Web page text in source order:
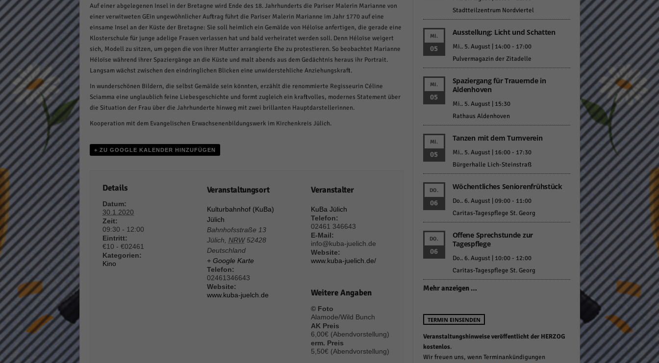
Auf einer abgelegenen Insel in der Bretagne wird Ende des 18. Jahrhunderts die Pariser Malerin Marianne von
einer verwitweten GEin ungewöhnlicher Auftrag führt die Pariser Malerin Marianne im Jahr 1770 auf eine
einsame Insel an der Küste der Bretagne: Sie soll heimlich ein Gemälde von Héloïse anfertigen, die gerade eine
Klosterschule für junge adelige Frauen verlassen hat und bald verheiratet werden soll. Denn Héloïse weigert
sich, Modell zu sitzen, um gegen die von ihrer Mutter arrangierte Ehe zu protestieren. So beobachtet Marianne
Héloïse während ihrer Spaziergänge an die Küste und malt abends aus dem Gedächtnis heraus ihr Portrait.
Langsam wächst zwischen den eindringlichen Blicken eine unwiderstehliche Anziehungskraft.
In wunderschönen Bildern, die selbst Gemälde sein könnten, erzählt die renommierte Regisseurin Céline
Sciamma eine unglaublich feine Liebesgeschichte und formt zugleich ein kraftvolles, modernes Statement über
die Situation der Frau über die Jahrhunderte hinweg mit zwei brillanten Hauptdarstellerinnen.
Kooperation mit dem Evangelischen Erwachsenenbildungswerk im Kirchenkreis Jülich.
+ ZU GOOGLE KALENDER HINZUFÜGEN
Details
Datum:
30.1.2020
Zeit:
09:30 - 12:00
Eintritt:
€10 - €02461
Kategorien:
Kino
Veranstaltungsort
Kulturbahnhof (KuBa)
Jülich
Bahnhofsstraße 13
Jülich
NRW 52428
Deutschland
+ Google Karte
Telefon:
02461346643
Website:
www.kuba-juelch.de
Veranstalter
KuBa Jülich
Telefon:
02461 346643
E-Mail:
info@kuba-juelich.de
Website:
www.kuba-juelich.de/
Weitere Angaben
© Foto
Alamode/Wild Bunch
AK Preis
6,00€ (Abendvorstellung)
erm. Preis
5,50€ (Abendvorstellung)
Stadtteilzentrum Nordviertel
MI.
05
Ausstellung: Licht und Schatten
Mi.. 5. August | 14:00- 17:00
Pulvermagazin der Zitadelle
MI.
05
Spaziergang für Trauernde in
Aldenhoven
Mi.. 5. August | 15:30
Rathaus Aldenhoven
MI.
05
Tanzen mit dem Turnverein
Mi.. 5. August | 16:00- 17:30
Bürgerhalle Lich-Steinstraß
DO.
06
Wöchentliches Seniorenfrühstück
Do.. 6. August | 09:00- 11:00
Caritas-Tagespflege St. Georg
DO.
06
Offene Sprechstunde zur
Tagespflege
Do.. 6. August | 10:00- 12:00
Caritas-Tagespflege St. Georg
Mehr anzeigen …
TERMIN EINSENDEN
Veranstaltungshinweise veröffentlicht der HERZOG
kostenlos.
Wir freuen uns, wenn Terminankündigungen
Datenschutzeinstellungen
Essenziell (1)
Essenzielle Cookies ermöglichen grundlegende Funktionen und sind für die einwandfreie
Funktion der Website erforderlich.
Cookie-Informationen anzeigen
Statistiken (1)
Statistik Cookies erfassen Informationen anonym. Diese Informationen helfen uns zu verstehen,
wie unsere Besucher unsere Website nutzen.
Marketing-Cookies werden von Drittanbietern oder Publishern verwendet, um personalisierte
Externe Medien (6)
Inhalte von Videoplattformen und Social-Media-Plattformen werden standardmäßig blockiert.
Wenn Cookies von externen Medien akzeptiert werden, bedarf der Zugriff auf diese Inhalte
keiner manuellen Einwilligung mehr.
Cookie-Informationen anzeigen
Impressum